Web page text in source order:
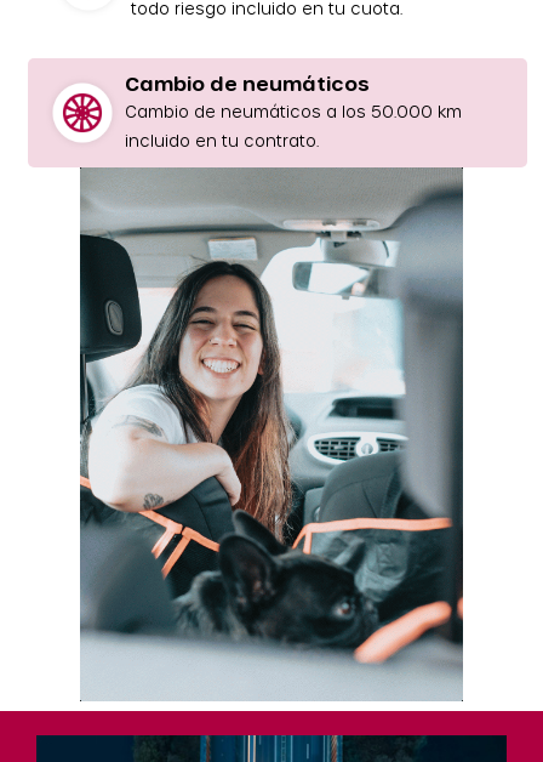
todo riesgo incluido en tu cuota.
Cambio de neumáticos
Cambio de neumáticos a los 50.000 km
incluido en tu contrato.